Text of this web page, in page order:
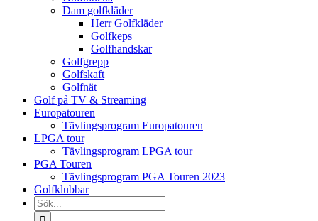
Dam golfkläder
Herr Golfkläder
Golfkeps
Golfhandskar
Golfgrepp
Golfskaft
Golfnät
Golf på TV & Streaming
Europatouren
Tävlingsprogram Europatouren
LPGA tour
Tävlingsprogram LPGA tour
PGA Touren
Tävlingsprogram PGA Touren 2023
Golfklubbar
Sök
efter: